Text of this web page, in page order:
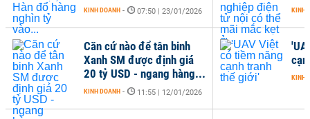
KINH DOANH - 07:50 | 23/01/2026
Căn cứ nào để tân binh
Xanh SM được định giá
20 tỷ USD - ngang hàng...
KINH DOANH - 11:55 | 12/01/2026
KINH
KINH